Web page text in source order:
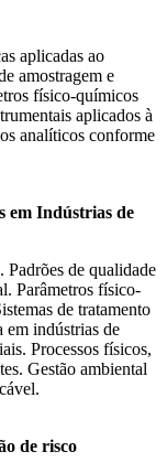
aplicadas ao
amostragem e
físico-químicos
aplicados à
analíticos conforme
em Indústrias de
Padrões de qualidade
Parâmetros físico-
de tratamento
em indústrias de
Processos físicos,
Gestão ambiental
de risco